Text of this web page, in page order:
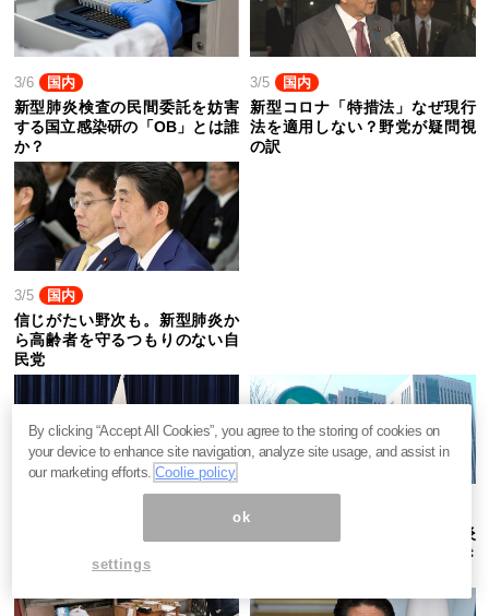
3/6 国内
新型肺炎検査の民間委託を妨害
する国立感染研の「OB」とは誰
か？
3/5 国内
新型コロナ「特措法」なぜ現行
法を適用しない？野党が疑問視
の訳
3/5 国内
信じがたい野次も。新型肺炎か
ら高齢者を守るつもりのない自
民党
原発事故と同じ構図。新型肺炎
に官僚システムが太刀打ちでき
By clicking “Accept All Cookies”, you agree to the storing of cookies on
your device to enhance site navigation, analyze site usage, and assist in
our marketing efforts.Coolie policy
ok
settings